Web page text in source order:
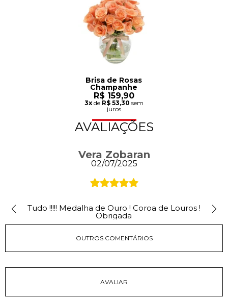
Brisa de Rosas
Champanhe
R$ 159,90
3xde R$ 53,30 sem
juros
AVALIAÇÕES
Vera Zobaran
02/07/2025
Tudo !!!!! Medalha de Ouro ! Coroa de Louros !
Obrigada
OUTROS COMENTÁRIOS